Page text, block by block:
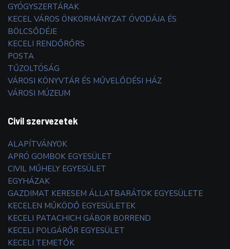
GYÓGYSZERTÁRAK
KECEL VÁROS ÖNKORMÁNYZAT ÓVODÁJA ÉS
BÖLCSŐDÉJE
KECELI RENDŐRŐRS
POSTA
TŰZOLTÓSÁG
VÁROSI KÖNYVTÁR ÉS MŰVELŐDÉSI HÁZ
VÁROSI MÚZEUM
Civil szervezetek
ALAPÍTVÁNYOK
APRÓ GOMBOK EGYESÜLET
CIVIL MŰHELY EGYESÜLET
EGYHÁZAK
GAZDIMAT KERESEM ÁLLATBARÁTOK EGYESÜLETE
KECELEN MŰKÖDŐ EGYESÜLETEK
KECELI PATACHICH GÁBOR BORREND
KECELI POLGÁRŐR EGYESÜLET
KECELI TEMETŐK